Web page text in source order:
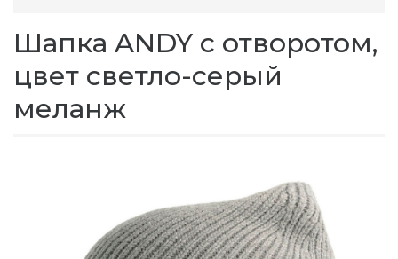
Шапка ANDY с отворотом,
цвет светло-серый
меланж